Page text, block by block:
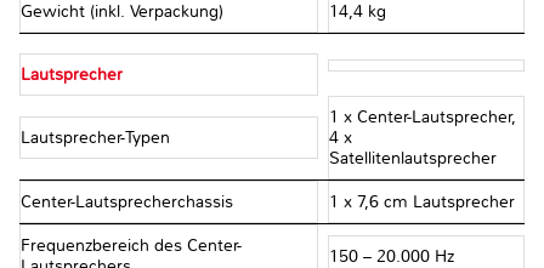
Gewicht (inkl. Verpackung) 14,4 kg
Lautsprecher
Lautsprecher-Typen
1 x Center-Lautsprecher,
4 x
Satellitenlautsprecher
Center-Lautsprecherchassis 1 x 7,6 cm Lautsprecher
Frequenzbereich des Center-
150 – 20.000 Hz